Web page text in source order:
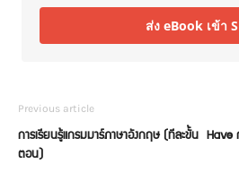
ส่ง eBook เข้า
Previous article
การเรียนรู้แกรมมาร์ภาษาอังกฤษ (ทีละขั้น
ตอน)
Have